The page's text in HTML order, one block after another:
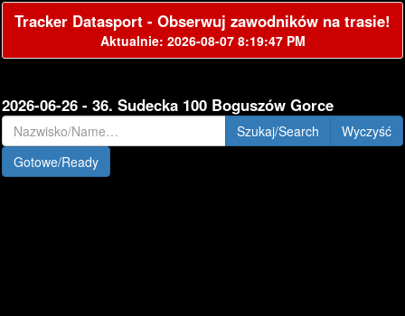
Tracker Datasport - Obserwuj zawodników na trasie!
Aktualnie: 2026-08-07 8:19:47 PM
2026-06-26 - 36. Sudecka 100 Boguszów Gorce
Szukaj/Search
Gotowe/Ready